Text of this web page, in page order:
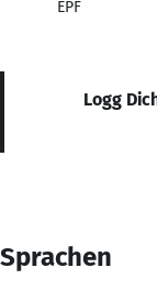
EPF
Logg
Sprachen